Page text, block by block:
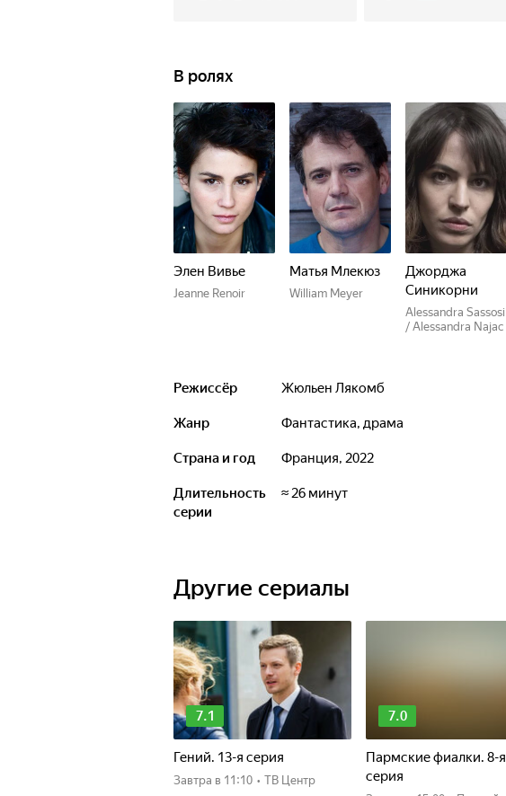
В ролях
Элен Вивье
Jeanne Renoir
Матья Млекюз
William Meyer
Джорджа
Синикорни
Alessandra Sassosi
/ Alessandra Najac
Режиссёр Жюльен Лякомб
Жанр фантастика, драма
Страна и год Франция, 2022
Длительность
серии
≈ 26 минут
Другие сериалы
7.1
Гений. 13-я серия
Завтра в 11:10 • ТВ Центр
7.0
Пармские фиалки. 8-я
серия